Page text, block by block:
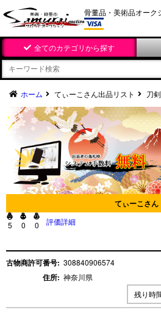
骨董品・美術品オーク
全てのカテゴリから探す
ホーム てぃーこさん出品リスト 刀剣
てぃーこさん

5

0

0 評価詳細
古物商許可番号: 308840906574
住所: 神奈川県
残り時